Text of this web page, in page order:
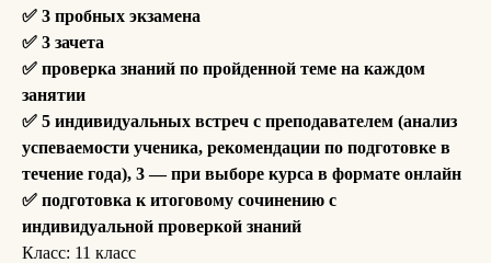
✅ 3 пробных экзамена
✅ 3 зачета
✅ проверка знаний по пройденной теме на каждом
занятии
✅ 5 индивидуальных встреч с преподавателем (анализ
успеваемости ученика, рекомендации по подготовке в
течение года), 3 — при выборе курса в формате онлайн
✅ подготовка к итоговому сочинению с
индивидуальной проверкой знаний
Класс: 11 класс